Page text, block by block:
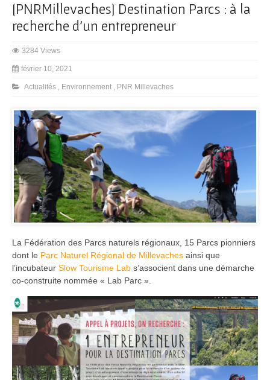
[PNRMillevaches] Destination Parcs : à la
recherche d’un entrepreneur
3284 Views
février 10, 2021
Actualités , Environnement , PNR Millevaches
La Fédération des Parcs naturels régionaux, 15 Parcs pionniers
dont le Parc Naturel Régional de Millevaches ainsi que
l’incubateur Slow Tourisme Lab s’associent dans une démarche
co-construite nommée « Lab Parc ».